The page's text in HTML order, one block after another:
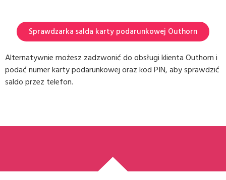
Sprawdzarka salda karty podarunkowej Outhorn
Alternatywnie możesz zadzwonić do obsługi klienta Outhorn i
podać numer karty podarunkowej oraz kod PIN, aby sprawdzić
saldo przez telefon.